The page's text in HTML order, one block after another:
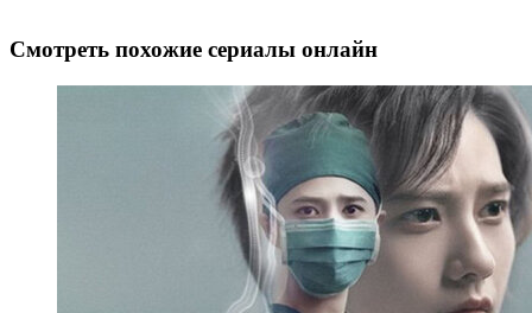
Смотреть похожие сериалы онлайн